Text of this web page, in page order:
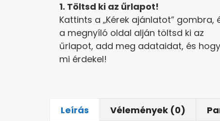
1. Töltsd ki az űrlapot!
Kattints a „Kérek ajánlatot” gombra,
a megnyíló oldal alján töltsd ki az
űrlapot, add meg adataidat, és hogy
mi érdekel!
Leírás Vélemények (0)